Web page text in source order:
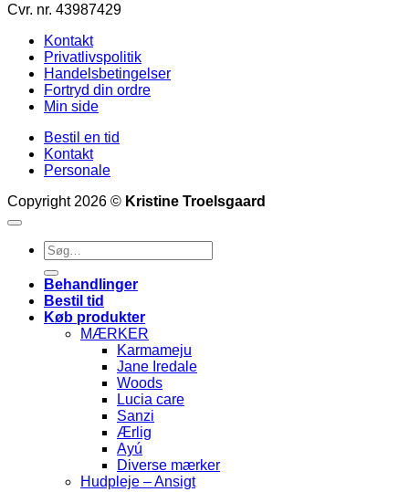
Cvr. nr. 43987429
Kontakt
Privatlivspolitik
Handelsbetingelser
Fortryd din ordre
Min side
Bestil en tid
Kontakt
Personale
Copyright 2026 © Kristine Troelsgaard
Søg
efter:
Behandlinger
Bestil tid
Køb produkter
MÆRKER
Karmameju
Jane Iredale
Woods
Lucia care
Sanzi
Ærlig
Ayú
Diverse mærker
Hudpleje – Ansigt